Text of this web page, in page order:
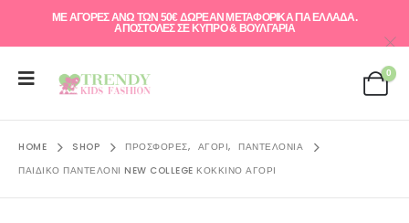
ΜΕ ΑΓΟΡΕΣ ΑΝΩ ΤΩΝ 50€ ΔΩΡΕΑΝ ΜΕΤΑΦΟΡΙΚΑ ΓΙΑ ΕΛΛAΔΑ.
ΑΠΟΣΤΟΛΕΣ ΣΕ ΚΥΠΡΟ & ΒΟΥΛΓΑΡΙΑ
0
HOME SHOP ΠΡΟΣΦΟΡΈΣ, ΑΓΌΡΙ, ΠΑΝΤΕΛΌΝΙΑ
ΠΑΙΔΙΚΌ ΠΑΝΤΕΛΌΝΙ NEW COLLEGE ΚΌΚΚΙΝΟ ΑΓΌΡΙ